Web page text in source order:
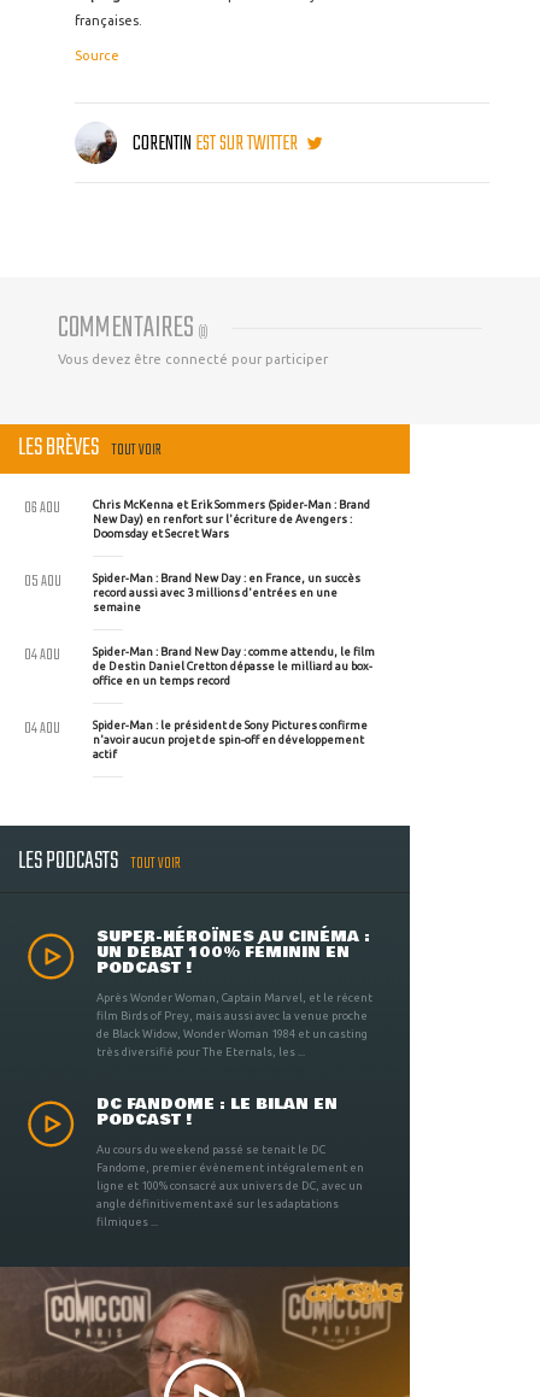
françaises.
Source
CORENTINEST SUR TWITTER
COMMENTAIRES (0)
Vous devez être connecté pour participer
LES BRÈVES TOUT VOIR
Chris McKenna et Erik Sommers (Spider-Man : Brand
New Day) en renfort sur l'écriture de Avengers :
Doomsday et Secret Wars
06 AOU
Spider-Man : Brand New Day : en France, un succès
record aussi avec 3 millions d'entrées en une
semaine
05 AOU
Spider-Man : Brand New Day : comme attendu, le film
de Destin Daniel Cretton dépasse le milliard au box-
office en un temps record
04 AOU
Spider-Man : le président de Sony Pictures confirme
n'avoir aucun projet de spin-off en développement
actif
04 AOU
LES PODCASTS TOUT VOIR
SUPER-HÉROÏNES AU CINÉMA :
UN DÉBAT 100% FÉMININ EN
PODCAST !
Après Wonder Woman, Captain Marvel, et le récent
film Birds of Prey, mais aussi avec la venue proche
de Black Widow, Wonder Woman 1984 et un casting
très diversifié pour The Eternals, les ...
DC FANDOME : LE BILAN EN
PODCAST !
Au cours du weekend passé se tenait le DC
Fandome, premier évènement intégralement en
ligne et 100% consacré aux univers de DC, avec un
angle définitivement axé sur les adaptations
filmiques ...